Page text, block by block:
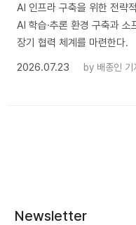
AI 인프라 구축을 위한 전략
AI 학습·추론 환경 구축과
장기 협력 체계를 마련한다.
2026.07.23
by 배종인 기
Newsletter